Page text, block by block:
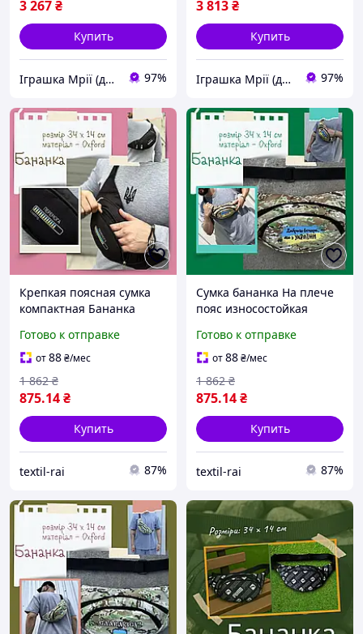
3 267₴
Купить
Іграшка Мрії (дитячі, авто, туризм) 97%
3 813₴
Купить
Іграшка Мрії (дитячі, авто, туризм) 97%
Крепкая поясная сумка
компактная Бананка
прочная Мужская
нагрудная сумка
качественная
Готово к отправке
от88₴/мес
875.14₴
1 862 ₴
Купить
textil-rai 87%
Сумка бананка На плече
пояс износостойкая
качественная Крепкая
поясная сумка
Готово к отправке
от88₴/мес
875.14₴
1 862 ₴
Купить
textil-rai 87%